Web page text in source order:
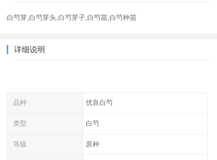
白芍芽,白芍芽头,白芍芽子,白芍苗,白芍种苗
详细说明
品种 优良白芍
类型 白芍
等级 原种